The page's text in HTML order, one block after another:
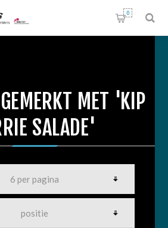
0
MET 'KIP
SALADE'